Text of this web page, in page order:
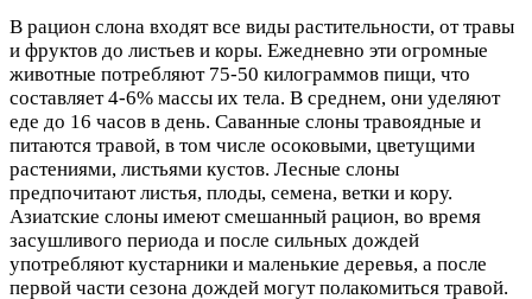
В рацион слона входят все виды растительности, от травы
и фруктов до листьев и коры. Ежедневно эти огромные
животные потребляют 75-50 килограммов пищи, что
составляет 4-6% массы их тела. В среднем, они уделяют
еде до 16 часов в день. Саванные слоны травоядные и
питаются травой, в том числе осоковыми, цветущими
растениями, листьями кустов. Лесные слоны
предпочитают листья, плоды, семена, ветки и кору.
Азиатские слоны имеют смешанный рацион, во время
засушливого периода и после сильных дождей
употребляют кустарники и маленькие деревья, а после
первой части сезона дождей могут полакомиться травой.